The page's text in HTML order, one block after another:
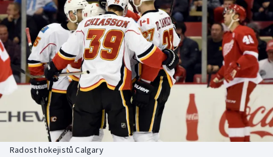
Cyklistika
DALŠÍ SPORTY
Americký fotbal
Baseball a softbal
Basketbal
NEPŘEHLÉDNĚTE
Soutěže
Historické návraty
Radost hokejistů Calgary